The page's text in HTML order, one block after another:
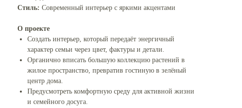
Стиль: Современный интерьер с яркими акцентами
О проекте
Создать интерьер, который передаёт энергичный
характер семьи через цвет, фактуры и детали.
Органично вписать большую коллекцию растений в
жилое пространство, превратив гостиную в зелёный
центр дома.
Предусмотреть комфортную среду для активной жизни
и семейного досуга.